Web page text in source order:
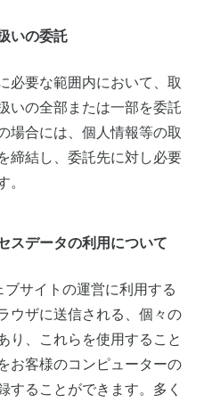
いの委託
必要な範囲内において、取
いの全部または一部を委託
場合には、個人情報等の取
締結し、委託先に対し必要
スデータの利用について
サイトの運営に利用する
ウザに送信される、個々の
り、これらを使用すること
お客様のコンピューターの
することができます。多く